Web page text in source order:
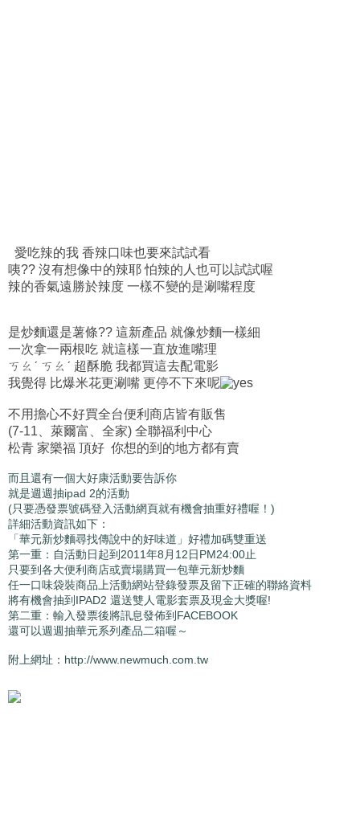
愛吃辣的我 香辣口味也要來試試看
咦?? 沒有想像中的辣耶 怕辣的人也可以試試喔
辣的香氣遠勝於辣度 一樣不變的是涮嘴程度
是炒麵還是薯條?? 這新產品 就像炒麵一樣細
一次拿一兩根吃 就這樣一直放進嘴理
ㄎㄠˊ ㄎㄠˊ 超酥脆 我都買這去配電影
我覺得 比爆米花更涮嘴 更停不下來呢
不用擔心不好買全台便利商店皆有販售
(7-11、萊爾富、全家) 全聯福利中心
松青 家樂福 頂好 你想的到的地方都有賣
而且還有一個大好康活動要告訴你
就是週週抽ipad 2的活動
(只要憑發票號碼登入活動網頁就有機會抽重好禮喔！)
詳細活動資訊如下：
「華元新炒麵尋找傳說中的好味道」好禮加碼雙重送
第一重：自活動日起到2011年8月12日PM24:00止
只要到各大便利商店或賣場購買一包華元新炒麵
任一口味袋裝商品上活動網站登錄發票及留下正確的聯絡資料
將有機會抽到IPAD2 還送雙人電影套票及現金大獎喔!
第二重：輸入發票後將訊息發佈到FACEBOOK
還可以週週抽華元系列產品二箱喔～
附上網址：http://www.newmuch.com.tw